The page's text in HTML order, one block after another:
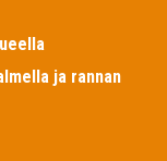
ja rannan